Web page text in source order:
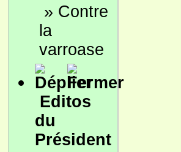
» Contre
la
varroase
Editos
du
Président